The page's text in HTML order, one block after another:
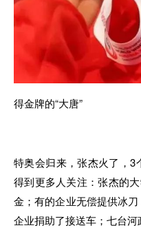
得金牌的“大唐”
特奥会归来，张杰火了，
得到更多人关注：张杰的
金；有的企业无偿提供冰
企业捐助了接送车；七台河